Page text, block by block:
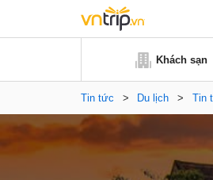
Khách sạn
Tin tức > Du lịch > Tin